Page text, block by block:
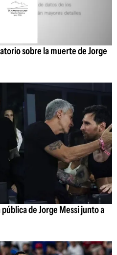
sobre la muerte de Jorge
de Jorge Messi junto a